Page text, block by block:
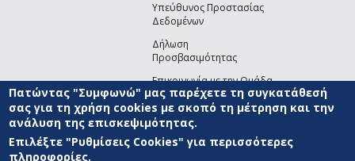
Υπεύθυνος Προστασίας
Δεδομένων
Δήλωση
Προσβασιμότητας
Επικοινωνία με την Ομάδα
Ανάπτυξης του site(link sends e-mail)
© ΠΑΝΕΠΙΣΤΗΜΙΟ ΑΙΓΑΙΟΥ ΟΡΟΙ ΧΡΗΣΗΣ
ΑΝΑΠΤΥΞΗΣ
Πατώντας "Συμφωνώ" μας παρέχετε τη συγκατάθεσή
σας για τη χρήση cookies με σκοπό τη μέτρηση και την
ανάλυση της επισκεψιμότητας.
Επιλέξτε "Ρυθμίσεις Cookies" για περισσότερες
πληροφορίες.